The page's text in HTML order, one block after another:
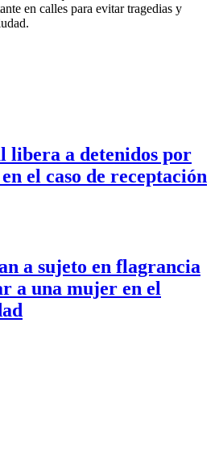
en calles para evitar tragedias y
libera a detenidos por
el caso de receptación
a sujeto en flagrancia
a una mujer en el